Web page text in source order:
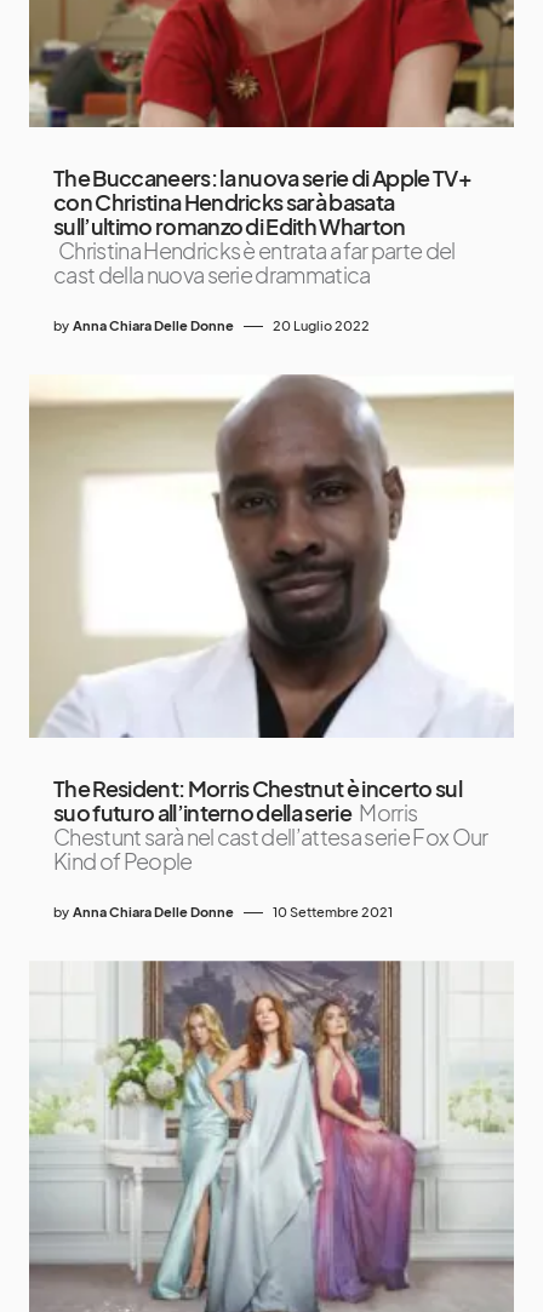
The Buccaneers: la nuova serie di Apple TV+
con Christina Hendricks sarà basata
sull’ultimo romanzo di Edith Wharton
Christina Hendricks è entrata a far parte del
cast della nuova serie drammatica
by Anna Chiara Delle Donne 20 Luglio 2022
The Resident: Morris Chestnut è incerto sul
suo futuro all’interno della serie Morris
Chestunt sarà nel cast dell’attesa serie Fox Our
Kind of People
by Anna Chiara Delle Donne 10 Settembre 2021